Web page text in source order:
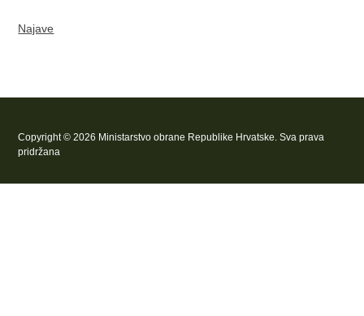
Najave
Copyright © 2026 Ministarstvo obrane Republike Hrvatske. Sva prava
pridržana